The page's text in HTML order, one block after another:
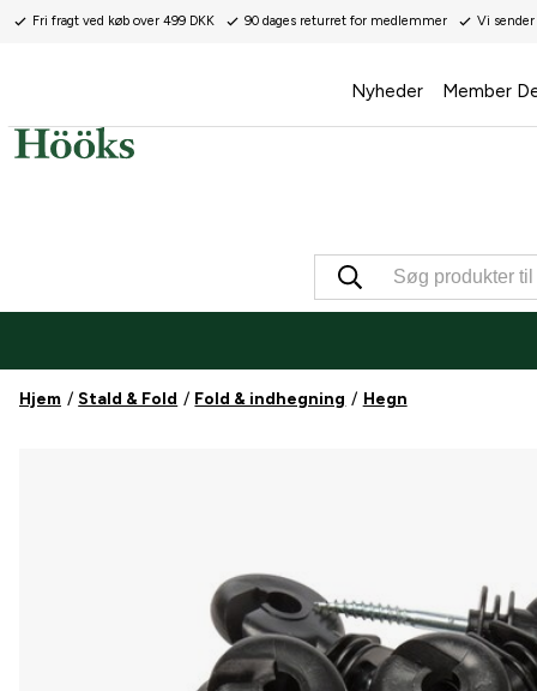
Fri fragt ved køb over 499 DKK 90 dages returret for medlemmer Vi
Nyheder Member
Hjem Stald & Fold Fold & indhegning Hegn